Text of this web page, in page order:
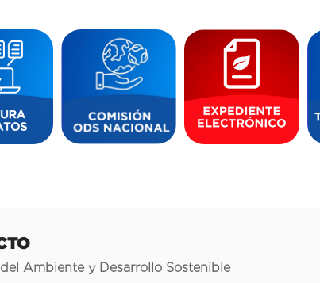
Ambiente y Desarrollo Sostenible